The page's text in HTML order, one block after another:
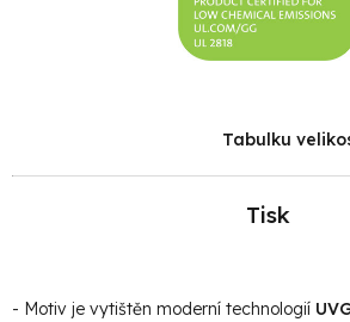
Tabulku
Tisk
- Motiv je vytištěn moderní technologií